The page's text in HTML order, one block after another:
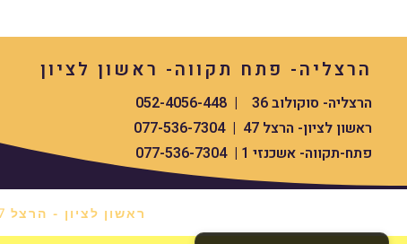
הרצליה- פתח תקווה- ראשון לציון
הרצליה- סוקולוב 36 | 052-4056-448
ראשון לציון- הרצל 47 | 077-536-7304
פתח-תקווה- אשכנזי 1 | 077-536-7304
ראשון לציון - הרצל 47 *